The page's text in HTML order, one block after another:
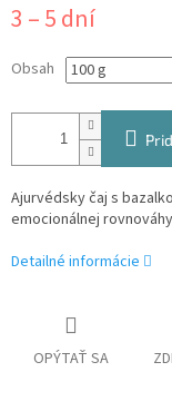
cena:
3 – 5 dní
Obsah
Ajurvédsky čaj s
emocionálnej
Detailné informácie
OPÝTAŤ SA